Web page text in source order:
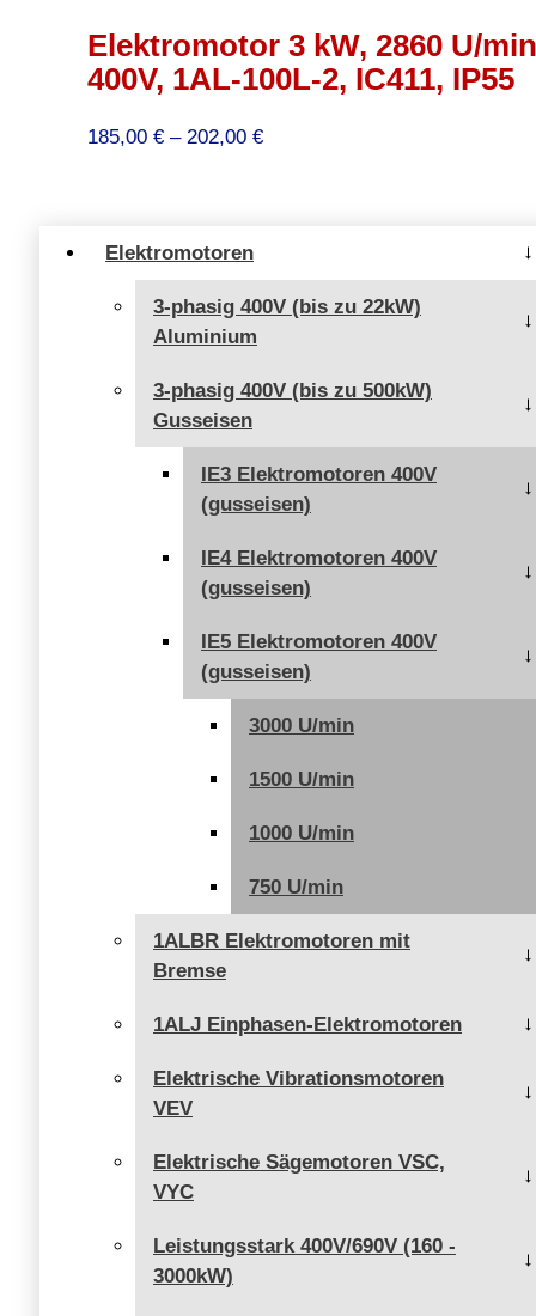
Elektromotoren
3-phasig 400V (bis zu 22kW)
Aluminium
3-phasig 400V (bis zu 500kW)
Gusseisen
IE3 Elektromotoren 400V
(gusseisen)
IE4 Elektromotoren 400V
(gusseisen)
IE5 Elektromotoren 400V
(gusseisen)
3000 U/min
1500 U/min
1000 U/min
750 U/min
1ALBR Elektromotoren mit
Bremse
1ALJ Einphasen-Elektromotoren
Elektrische Vibrationsmotoren
VEV
Elektrische Sägemotoren VSC,
VYC
Leistungsstark 400V/690V (160 -
3000kW)
Elektromotor 3 kW, 2860 U/
400V, 1AL-100L-2, IC411, IP55
185,00 € – 202,00 €Preisspanne: